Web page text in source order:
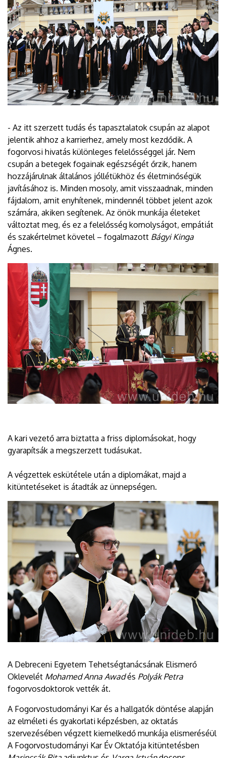
- Az itt szerzett tudás és tapasztalatok csupán az alapot
jelentik ahhoz a karrierhez, amely most kezdődik. A
fogorvosi hivatás különleges felelősséggel jár. Nem
csupán a betegek fogainak egészségét őrzik, hanem
hozzájárulnak általános jóllétükhöz és életminőségük
javításához is. Minden mosoly, amit visszaadnak, minden
fájdalom, amit enyhítenek, mindennél többet jelent azok
számára, akiken segítenek. Az önök munkája életeket
változtat meg, és ez a felelősség komolyságot, empátiát
és szakértelmet követel – fogalmazott Bágyi Kinga
Ágnes.
A kari vezető arra biztatta a friss diplomásokat, hogy
gyarapítsák a megszerzett tudásukat.
A végzettek eskütétele után a diplomákat, majd a
kitüntetéseket is átadták az ünnepségen.
A Debreceni Egyetem Tehetségtanácsának Elismerő
Oklevelét Mohamed Anna Awadés Polyák Petra
fogorvosdoktorok vették át.
A Fogorvostudományi Kar és a hallgatók döntése alapján
az elméleti és gyakorlati képzésben, az oktatás
szervezésében végzett kiemelkedő munkája elismeréséül
A Fogorvostudományi Kar Év Oktatója kitüntetésben